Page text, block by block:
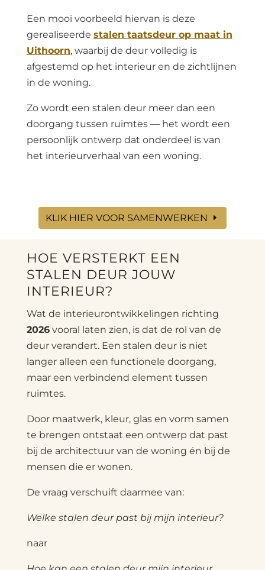
Een mooi voorbeeld hiervan is deze
gerealiseerde stalen taatsdeur op maat in
Uithoorn, waarbij de deur volledig is
afgestemd op het interieur en de zichtlijnen
in de woning.
Zo wordt een stalen deur meer dan een
doorgang tussen ruimtes — het wordt een
persoonlijk ontwerp dat onderdeel is van
het interieurverhaal van een woning.
KLIK HIER VOOR SAMENWERKEN
HOE VERSTERKT EEN
STALEN DEUR JOUW
INTERIEUR?
Wat de interieurontwikkelingen richting
2026vooral laten zien, is dat de rol van de
deur verandert. Een stalen deur is niet
langer alleen een functionele doorgang,
maar een verbindend element tussen
ruimtes.
Door maatwerk, kleur, glas en vorm samen
te brengen ontstaat een ontwerp dat past
bij de architectuur van de woning én bij de
mensen die er wonen.
De vraag verschuift daarmee van:
Welke stalen deur past bij mijn interieur?
naar